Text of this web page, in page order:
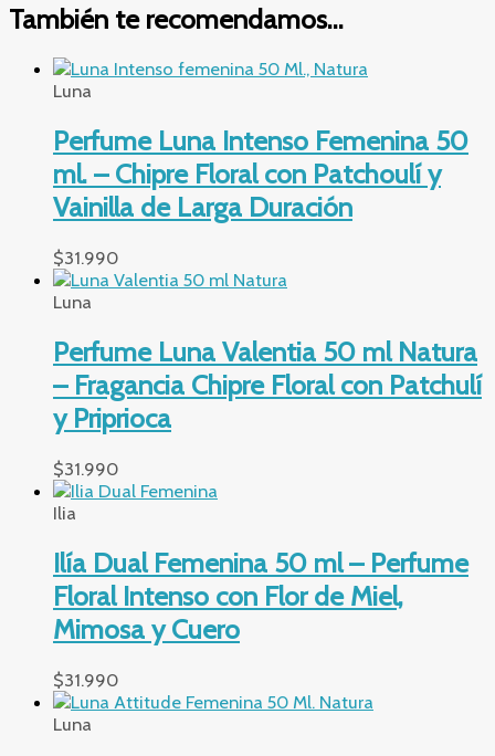
También te recomendamos…
Luna
Perfume Luna Intenso Femenina 50
ml. – Chipre Floral con Patchoulí y
Vainilla de Larga Duración
$31.990
Luna
Perfume Luna Valentia 50 ml Natura
– Fragancia Chipre Floral con Patchulí
y Priprioca
$31.990
Ilia
Ilía Dual Femenina 50 ml – Perfume
Floral Intenso con Flor de Miel,
Mimosa y Cuero
$31.990
Luna